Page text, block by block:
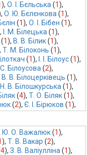
), О. І. Бєльська (1),
О. Ю. Бєлєнкова (1),
(1), О. І. Бібен (1),
І. М. Білецька (1),
(1), В. В. Білик (1),
Т. М. Білоконь (1),
(1), І. І. Білоус (1),
Білоусова (2),
В. В. Білоцерківець (1),
Н. В. Білошкурська (1),
(4), Т. О. Біляк (1),
(2), Є. І. Бірюков (1),
Ю. О. Важалюк (1),
), Т. В. Вакар (2),
4), З. В. Валіулліна (1),